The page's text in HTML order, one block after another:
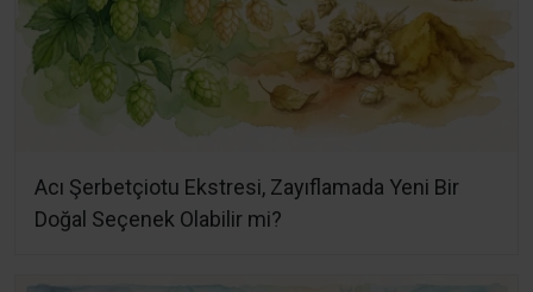
Acı Şerbetçiotu Ekstresi, Zayıflamada Yeni Bir
Doğal Seçenek Olabilir mi?